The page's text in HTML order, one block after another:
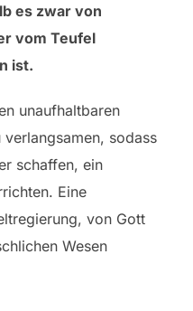
es zwar von
vom Teufel
ist.
unaufhaltbaren
sodass
schaffen, ein
Eine
von Gott
Wesen